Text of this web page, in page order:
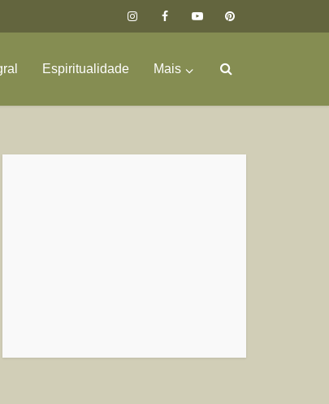
Espiritualidade Mais